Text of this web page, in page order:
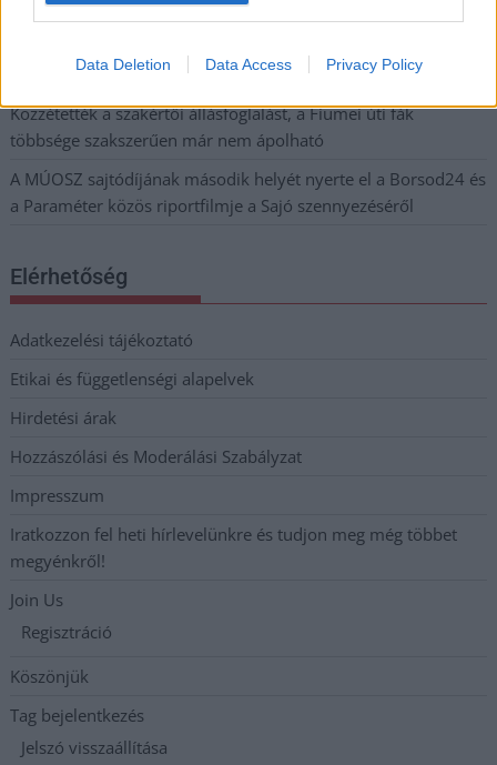
Data Deletion Data Access Privacy Policy
Nem biztató: a hétvégi kisebb felfrissülés után jövő héten
Közzétették a szakértői állásfoglalást, a Fiumei úti fák
többsége szakszerűen már nem ápolható
A MÚOSZ sajtódíjának második helyét nyerte el a Borsod24 és
a Paraméter közös riportfilmje a Sajó szennyezéséről
Elérhetőség
Adatkezelési tájékoztató
Etikai és függetlenségi alapelvek
Hirdetési árak
Hozzászólási és Moderálási Szabályzat
Impresszum
Iratkozzon fel heti hírlevelünkre és tudjon meg még többet
megyénkről!
Join Us
Regisztráció
Köszönjük
Tag bejelentkezés
Jelszó visszaállítása